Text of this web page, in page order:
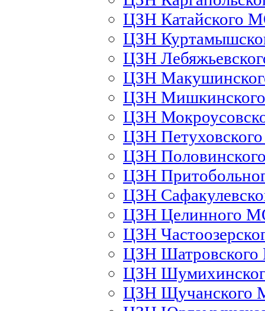
ЦЗН Катайского
ЦЗН
ЦЗН
ЦЗН
ЦЗН
ЦЗН
ЦЗН
ЦЗН
ЦЗН
ЦЗН
ЦЗН Целинного
ЦЗН
ЦЗН
ЦЗН
ЦЗН Щучанского